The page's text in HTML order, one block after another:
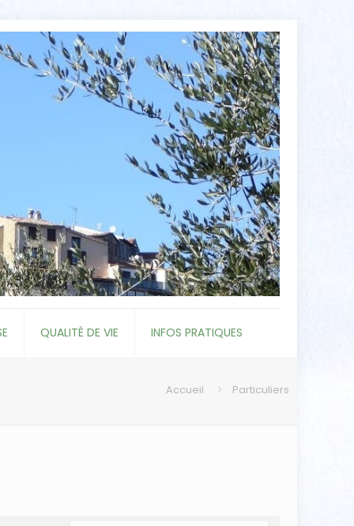
QUALITÉ DE VIE INFOS PRATIQUES
Accueil Particuliers